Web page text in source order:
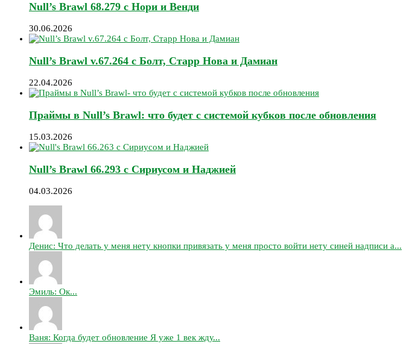
Null’s Brawl 68.279 с Нори и Венди
30.06.2026
Null’s Brawl v.67.264 с Болт, Старр Нова и Дамиан
22.04.2026
Праймы в Null’s Brawl: что будет с системой кубков после обновления
15.03.2026
Null’s Brawl 66.293 с Сириусом и Наджией
04.03.2026
Денис: Что делать у меня нету кнопки привязать у меня просто войти нету синей надписи а...
Эмиль: Ок...
Ваня: Когда будет обновление Я уже 1 век жду...